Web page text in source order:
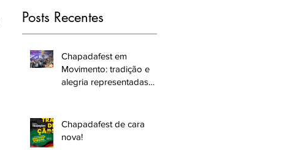
Posts Recentes
Chapadafest em
Movimento: tradição e
alegria representadas
Chapadafest de cara
nova!